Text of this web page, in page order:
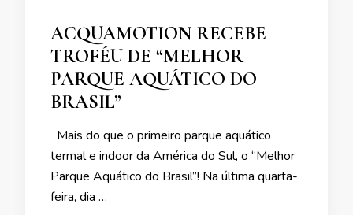
ACQUAMOTION RECEBE
TROFÉU DE “MELHOR
PARQUE AQUÁTICO DO
BRASIL”
Mais do que o primeiro parque aquático
termal e indoor da América do Sul, o “Melhor
Parque Aquático do Brasil”! Na última quarta-
feira, dia …